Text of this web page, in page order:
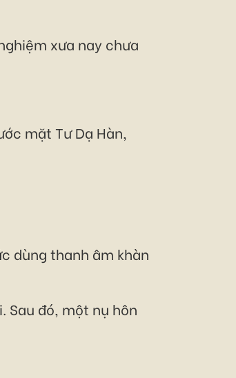
xưa nay chưa
mặt Tư Dạ Hàn,
dùng thanh âm khàn
Sau đó, một nụ hôn